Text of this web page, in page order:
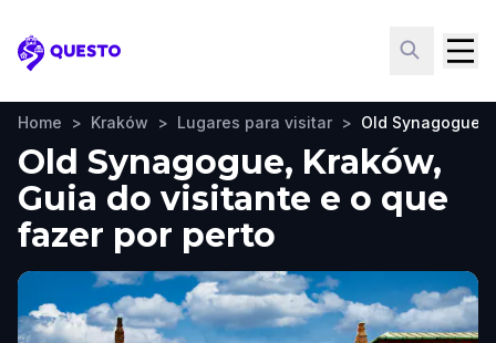
Questo
Home > Kraków > Lugares para visitar > Old Synagogue
Old Synagogue, Kraków,
Guia do visitante e o que
fazer por perto